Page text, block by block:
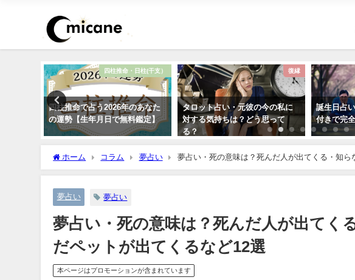
四柱推命・日柱(干支）
四柱推命で占う2026年のあなた
の運勢【生年月日で無料鑑定】
復縁
タロット占い・元彼の今の私に
対する気持ちは？どう思って
る？
誕生日占
付きで完
ホーム コラム 夢占い 夢占い・死の意味は？死んだ人が出てくる・知
夢占い 夢占い
夢占い・死の意味は？死んだ人が出てく
だペットが出てくるなど12選
本ページはプロモーションが含まれています